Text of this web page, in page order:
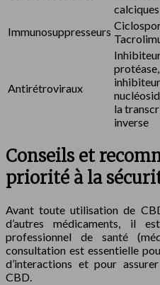
calciques
Immunosuppresseurs
Antirétroviraux
protéase,
la
inverse
Conseils et
priorité à la
Avant toute utilisation de
d’autres médicaments, il
professionnel de santé
consultation est essentielle
d’interactions et pour
CBD.